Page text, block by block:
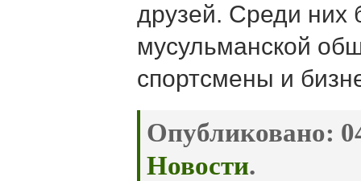
друзей. Среди них
мусульманской
спортсмены и
Опубликовано:
Новости.